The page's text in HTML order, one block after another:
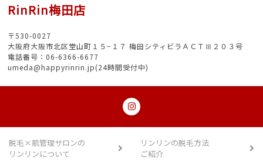
RinRin梅田店
〒530-0027
大阪府大阪市北区堂山町１５−１７ 梅田シティビラＡＣＴⅢ２０３号
電話番号：06-6366-6677
umeda@happyrinrin.jp(24時間受付中)
脱毛×肌管理サロンの
リンリンについて
リンリンの脱毛方法
ご紹介